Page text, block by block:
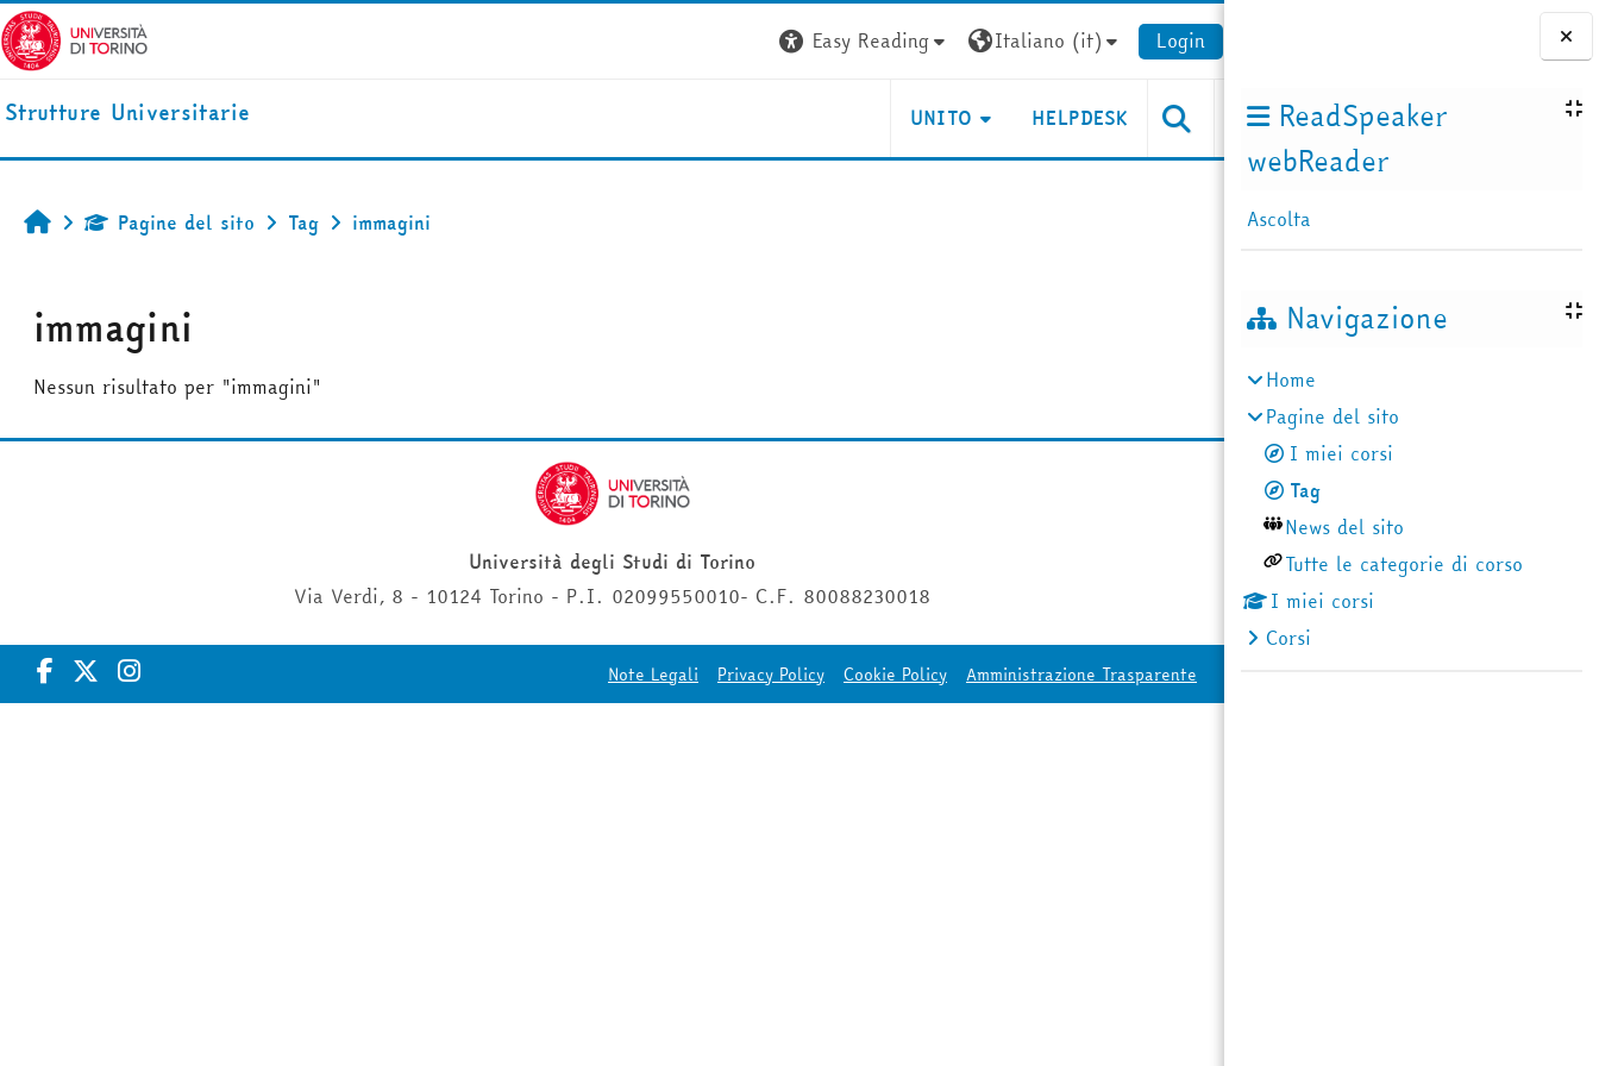
Vai al contenuto principale
Blocchi
ReadSpeaker
webReader
Ascolta
Navigazione
Home
Pagine del sito
I miei corsi
Tag
News del sito
Tutte le categorie di corso
I miei corsi
Corsi
Easy Reading Italiano ‎(it)‎ Login
Strutture Universitarie UNITO HELPDESK
HomePagine del sito Tag immagini
immagini
Nessun risultato per "immagini"
Università degli Studi di Torino
Via Verdi, 8 - 10124 Torino - P.I. 02099550010- C.F. 80088230018
Note Legali Privacy Policy Cookie Policy Amministrazione Trasparente